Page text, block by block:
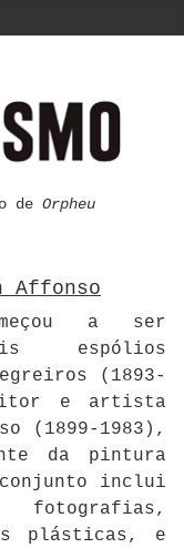
de Orpheu
Affonso
a ser
espólios
(1893-
e artista
(1899-1983),
da pintura
inclui
fotografias,
plásticas, e